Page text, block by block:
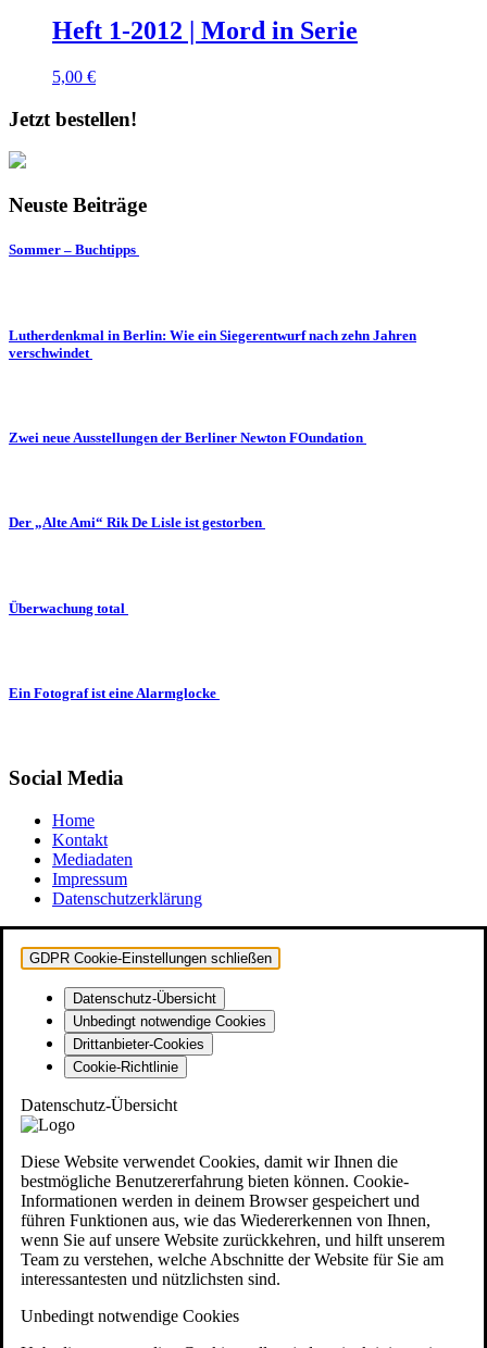
Heft 1-2012 | Mord in Serie
5,00 €
Jetzt bestellen!
Neuste Beiträge
Sommer – Buchtipps
Lutherdenkmal in Berlin: Wie ein Siegerentwurf nach zehn Jahren
verschwindet
Zwei neue Ausstellungen der Berliner Newton FOundation
Der „Alte Ami“ Rik De Lisle ist gestorben
Überwachung total
Ein Fotograf ist eine Alarmglocke
Social Media
Home
Kontakt
Mediadaten
Impressum
Datenschutzerklärung
GDPR Cookie-Einstellungen schließen
Datenschutz-Übersicht
Unbedingt notwendige Cookies
Drittanbieter-Cookies
Cookie-Richtlinie
Datenschutz-Übersicht
Diese Website verwendet Cookies, damit wir Ihnen die
bestmögliche Benutzererfahrung bieten können. Cookie-
Informationen werden in deinem Browser gespeichert und
führen Funktionen aus, wie das Wiedererkennen von Ihnen,
wenn Sie auf unsere Website zurückkehren, und hilft unserem
Team zu verstehen, welche Abschnitte der Website für Sie am
interessantesten und nützlichsten sind.
Unbedingt notwendige Cookies